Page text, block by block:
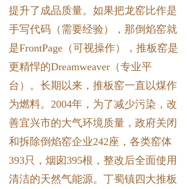
提升了成品质量。如果把龙窑比作是
手写代码（需要经验），那倒焰窑就
是FrontPage（可视操作），推板窑是
更精悍的Dreamweaver（专业平
台）。长期以来，推板窑一直以煤作
为燃料。2004年，为了减少污染，改
善宜兴市的大气环境质量，政府关闭
和拆除倒焰窑企业242座，各类窑体
393只，烟囱395根，整改后全面使用
清洁的天然气能源。丁蜀镇四大推板